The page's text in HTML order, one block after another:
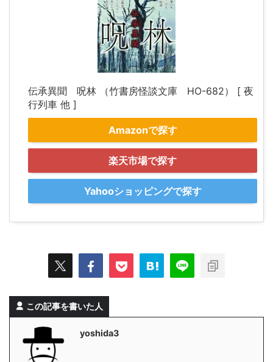
伝承異聞 呪林 （竹書房怪談文庫 HO-682） [ 夜
行列車 他 ]
Amazonで探す
楽天市場で探す
Yahooショッピングで探す
この記事を書いた人
yoshida3